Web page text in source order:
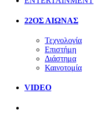
22ΟΣ ΑΙΩΝΑΣ
Τεχνολογία
Επιστήμη
Διάστημα
Καινοτομία
VIDEO